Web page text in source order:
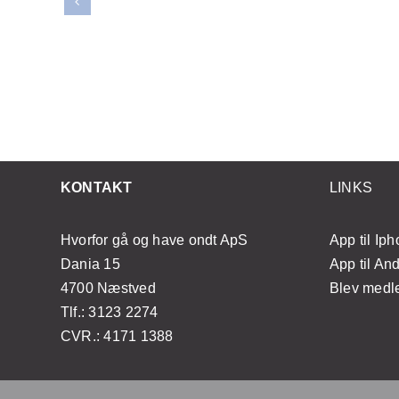
KONTAKT
Hvorfor gå og have ondt ApS
Dania 15
4700 Næstved
Tlf.: 3123 2274
CVR.: 4171 1388
LINKS
App til
App til
Blev